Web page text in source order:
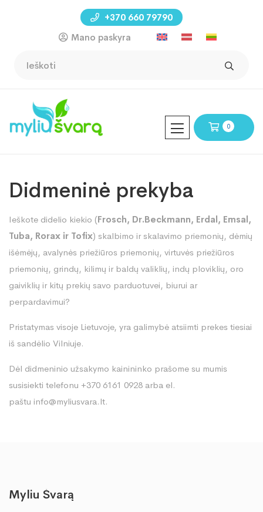
+370 660 79790
Mano paskyra
0
Didmeninė prekyba
Ieškote didelio kiekio (Frosch, Dr.Beckmann, Erdal, Emsal,
Tuba, Rorax ir Tofix) skalbimo ir skalavimo priemonių, dėmių
išėmėjų, avalynės priežiūros priemonių, virtuvės priežiūros
priemonių, grindų, kilimų ir baldų valiklių, indų ploviklių, oro
gaiviklių ir kitų prekių savo parduotuvei, biurui ar
perpardavimui?
Pristatymas visoje Lietuvoje, yra galimybė atsiimti prekes tiesiai
iš sandėlio Vilniuje.
Dėl didmeninio užsakymo kainininko prašome su mumis
susisiekti telefonu +370 6161 0928 arba el.
paštu info@myliusvara.lt.
Myliu Švarą